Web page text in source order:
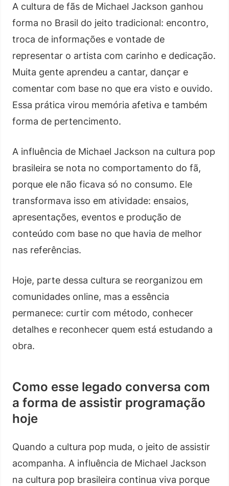
A cultura de fãs de Michael Jackson ganhou
forma no Brasil do jeito tradicional: encontro,
troca de informações e vontade de
representar o artista com carinho e dedicação.
Muita gente aprendeu a cantar, dançar e
comentar com base no que era visto e ouvido.
Essa prática virou memória afetiva e também
forma de pertencimento.
A influência de Michael Jackson na cultura pop
brasileira se nota no comportamento do fã,
porque ele não ficava só no consumo. Ele
transformava isso em atividade: ensaios,
apresentações, eventos e produção de
conteúdo com base no que havia de melhor
nas referências.
Hoje, parte dessa cultura se reorganizou em
comunidades online, mas a essência
permanece: curtir com método, conhecer
detalhes e reconhecer quem está estudando a
obra.
Como esse legado conversa com
a forma de assistir programação
hoje
Quando a cultura pop muda, o jeito de assistir
acompanha. A influência de Michael Jackson
na cultura pop brasileira continua viva porque